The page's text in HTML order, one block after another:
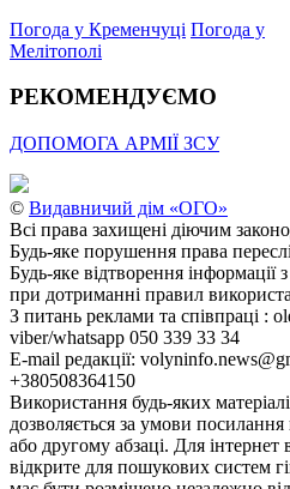
Погода у Кременчуці Погода у
Мелітополі
РЕКОМЕНДУЄМО
ДОПОМОГА АРМІЇ ЗСУ
© Видавничий дім «ОГО»
Всі права захищені діючим
Будь-яке порушення права
Будь-яке відтворення інформації
при дотриманні правил
З питань реклами та співпраці :
viber/whatsapp 050 339 33 34
E-mail редакції:
+380508364150
Використання будь-яких
дозволяється за умови
або другому абзаці. Для
відкрите для пошукових систем